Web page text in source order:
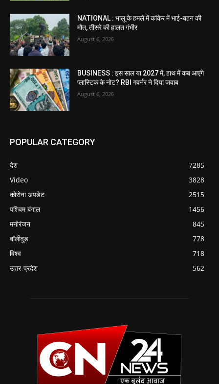
NATIONAL : भालू के हमले में कांकेर में भाई-बहन की
मौत, तीसरे की हालत गंभीर
August 6, 2026
BUSINESS : इस साल या 2027 में, हाथ में कब आएंगे
प्लास्टिक के नोट? RBI गवर्नर ने दिया जवाब
August 6, 2026
POPULAR CATEGORY
देश
7285
Video
3828
कोरोना अपडेट
2515
पश्चिम बंगाल
1456
मनोरंजन
845
बॉलीवुड
778
विश्व
718
उत्तर-प्रदेश
562